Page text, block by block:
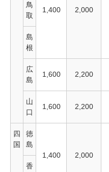
1,400 2,000
鳥
取
島
根
広
島
1,600 2,200
山
口
1,600 2,200
四
国
徳
島
1,400
2,000
香